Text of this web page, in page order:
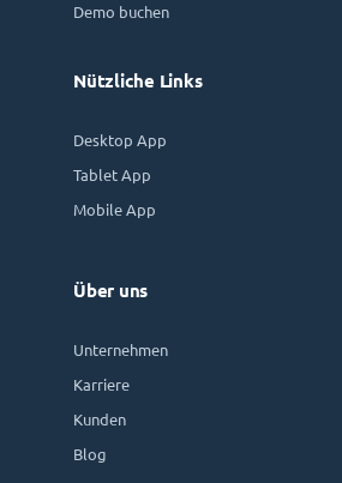
Demo buchen
Nützliche Links
Desktop App
Tablet App
Mobile App
Über uns
Unternehmen
Karriere
Kunden
Blog